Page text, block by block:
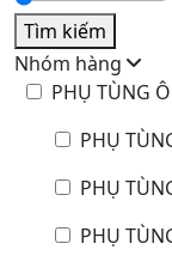
Tìm kiếm
Nhóm hàng
PHỤ TÙNG
PHỤ
PHỤ
PHỤ